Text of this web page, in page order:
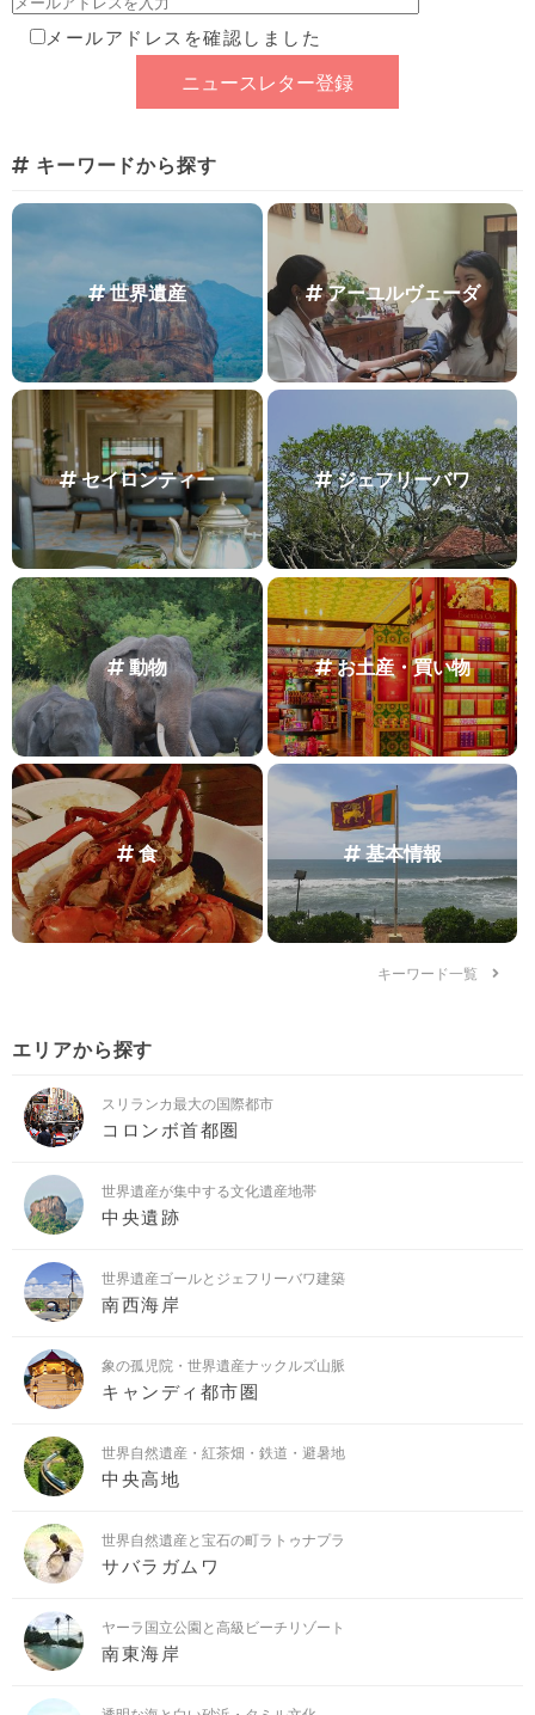
メールアドレスを確認しました
キーワードから探す
世界遺産 アーユルヴェーダ
セイロンティー ジェフリーバワ
動物 お土産・買い物
食 基本情報
キーワード一覧
エリアから探す
スリランカ最大の国際都市
コロンボ首都圏
世界遺産が集中する文化遺産地帯
中央遺跡
世界遺産ゴールとジェフリーバワ建築
南西海岸
象の孤児院・世界遺産ナックルズ山脈
キャンディ都市圏
世界自然遺産・紅茶畑・鉄道・避暑地
中央高地
世界自然遺産と宝石の町ラトゥナプラ
サバラガムワ
ヤーラ国立公園と高級ビーチリゾート
南東海岸